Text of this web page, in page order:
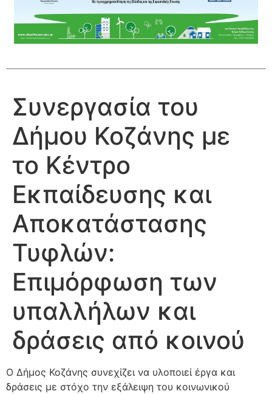
Συνεργασία του
Δήμου Κοζάνης με
το Κέντρο
Εκπαίδευσης και
Αποκατάστασης
Τυφλών:
Επιμόρφωση των
υπαλλήλων και
δράσεις από κοινού
Ο Δήμος Κοζάνης συνεχίζει να υλοποιεί έργα και
δράσεις με στόχο την εξάλειψη του κοινωνικού